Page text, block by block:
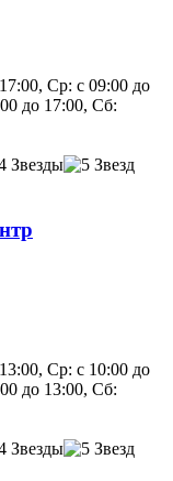
Ср: с 09:00 до
до 17:00, Сб:
Ср: с 10:00 до
до 13:00, Сб: